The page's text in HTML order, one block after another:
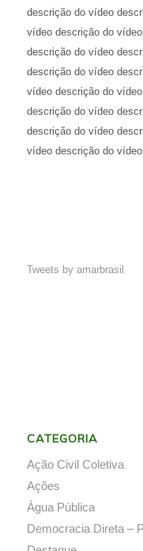
descrição do vídeo
vídeo descrição do
descrição do vídeo
descrição do vídeo
vídeo descrição do
descrição do vídeo
descrição do vídeo
vídeo descrição do
Tweets by amarbrasil
CATEGORIA
Ação Civil Coletiva
Ações
Água Pública
Democracia Direta –